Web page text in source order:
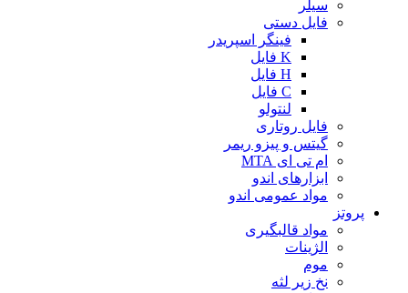
سیلر
فایل دستی
فینگر اسپریدر
K فایل
H فایل
C فایل
لنتولو
فایل روتاری
گیتس و پیزو ریمر
ام تی ای MTA
ابزارهای اندو
مواد عمومی اندو
پروتز
مواد قالبگیری
الژینات
موم
نخ زیر لثه